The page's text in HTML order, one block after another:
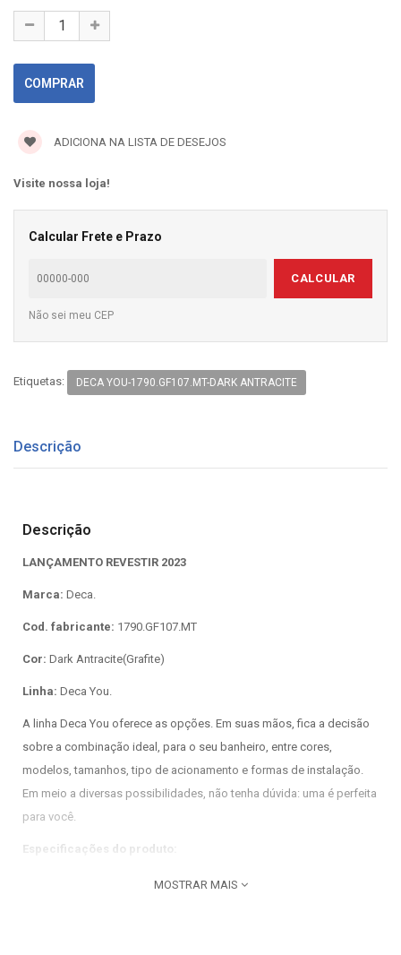
ADICIONA NA LISTA DE DESEJOS
Visite nossa loja!
Calcular Frete e Prazo
CALCULAR
Não sei meu CEP
Etiquetas: DECA YOU-1790.GF107.MT-DARK ANTRACITE
Descrição
Descrição
LANÇAMENTO REVESTIR 2023
Marca: Deca.
Cod. fabricante: 1790.GF107.MT
Cor: Dark Antracite(Grafite)
Linha: Deca You.
A linha Deca You oferece as opções. Em suas mãos, fica a decisão
sobre a combinação ideal, para o seu banheiro, entre cores,
modelos, tamanhos, tipo de acionamento e formas de instalação.
Em meio a diversas possibilidades, não tenha dúvida: uma é perfeita
para você.
Especificações do produto:
MOSTRAR MAIS